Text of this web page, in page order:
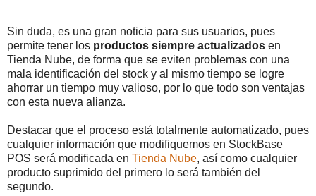
Sin duda, es una gran noticia para sus usuarios, pues
permite tener los productos siempre actualizados en
Tienda Nube, de forma que se eviten problemas con una
mala identificación del stock y al mismo tiempo se logre
ahorrar un tiempo muy valioso, por lo que todo son ventajas
con esta nueva alianza.
Destacar que el proceso está totalmente automatizado, pues
cualquier información que modifiquemos en StockBase
POS será modificada en Tienda Nube, así como cualquier
producto suprimido del primero lo será también del
segundo.